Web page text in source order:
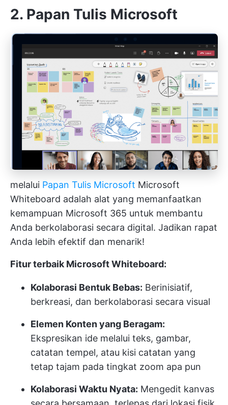
2. Papan Tulis Microsoft
melalui Papan Tulis Microsoft Microsoft
Whiteboard adalah alat yang memanfaatkan
kemampuan Microsoft 365 untuk membantu
Anda berkolaborasi secara digital. Jadikan rapat
Anda lebih efektif dan menarik!
Fitur terbaik Microsoft Whiteboard:
Kolaborasi Bentuk Bebas: Berinisiatif,
berkreasi, dan berkolaborasi secara visual
Elemen Konten yang Beragam:
Ekspresikan ide melalui teks, gambar,
catatan tempel, atau kisi catatan yang
tetap tajam pada tingkat zoom apa pun
Kolaborasi Waktu Nyata: Mengedit kanvas